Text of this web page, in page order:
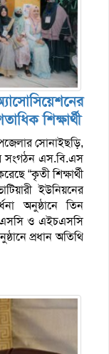
শিক্ষার্থী
সোনাইছড়ি,
সংগঠন এস.বি.এস
“কৃতী শিক্ষার্থী
ইউনিয়নের
অনুষ্ঠানে তিন
ও এইচএসসি
প্রধান অতিথি